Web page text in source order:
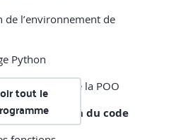
l’environnement de
Python
de base de la POO
organisation du code
tout le